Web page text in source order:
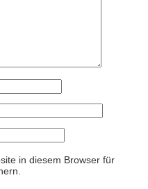
in diesem Browser für